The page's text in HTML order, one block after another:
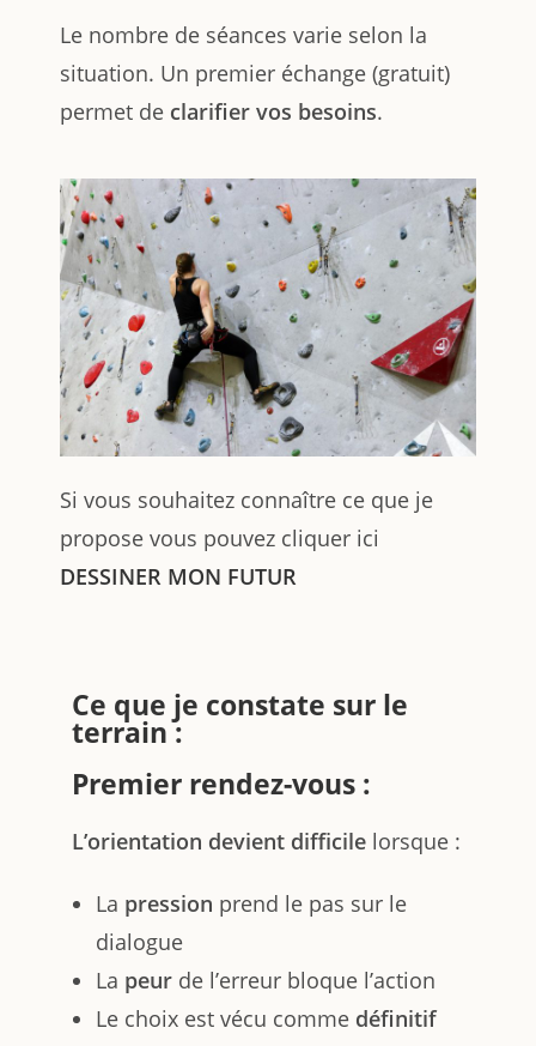
Le nombre de séances varie selon la
situation. Un premier échange (gratuit)
permet de clarifier vos besoins.
Si vous souhaitez connaître ce que je
propose vous pouvez cliquer ici
DESSINER MON FUTUR
Ce que je constate sur le
terrain :
Premier rendez-vous :
L’orientation devient difficile lorsque :
La pression prend le pas sur le
dialogue
La peur de l’erreur bloque l’action
Le choix est vécu comme définitif